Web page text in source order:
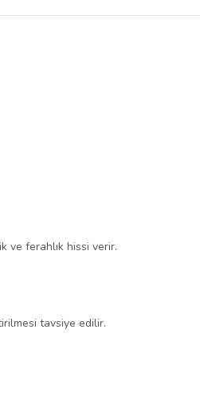
ve ferahlık hissi verir.
tavsiye edilir.